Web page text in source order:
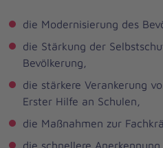
die Modernisierung des
die Stärkung der
Bevölkerung,
die stärkere Verankerung
Erster Hilfe an Schulen,
die Maßnahmen zur
die schnellere